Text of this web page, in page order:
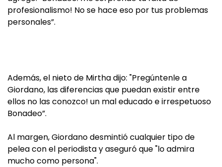
profesionalismo! No se hace eso por tus problemas
personales”.
Además, el nieto de Mirtha dijo: "Pregúntenle a
Giordano, las diferencias que puedan existir entre
ellos no las conozco! un mal educado e irrespetuoso
Bonadeo”.
Al margen, Giordano desmintió cualquier tipo de
pelea con el periodista y aseguró que "lo admira
mucho como persona".